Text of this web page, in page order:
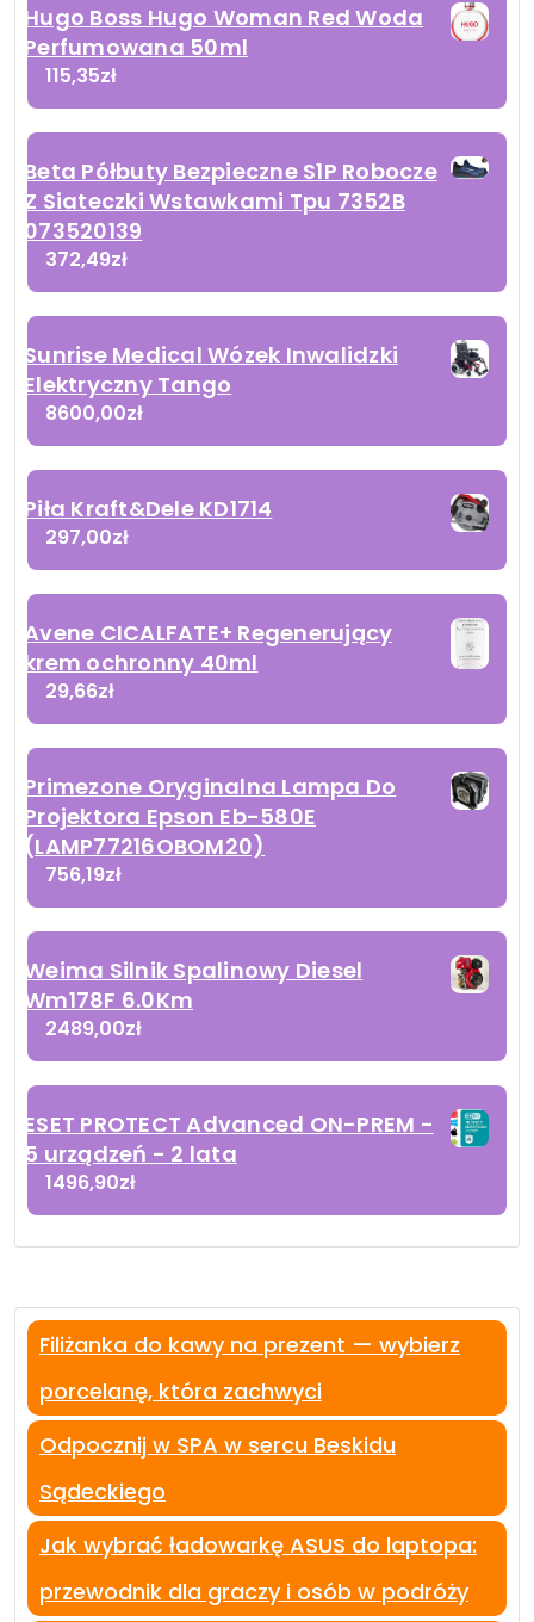
Hugo Boss Hugo Woman Red Woda
Perfumowana 50ml
115,35zł
Beta Półbuty Bezpieczne S1P Robocze
Z Siateczki Wstawkami Tpu 7352B
073520139
372,49zł
Sunrise Medical Wózek Inwalidzki
Elektryczny Tango
8600,00zł
Piła Kraft&Dele KD1714
297,00zł
Avene CICALFATE+ Regenerujący
krem ochronny 40ml
29,66zł
Primezone Oryginalna Lampa Do
Projektora Epson Eb-580E
(LAMP77216OBOM20)
756,19zł
Weima Silnik Spalinowy Diesel
Wm178F 6.0Km
2489,00zł
ESET PROTECT Advanced ON-PREM -
5 urządzeń - 2 lata
1496,90zł
Filiżanka do kawy na prezent — wybierz
porcelanę, która zachwyci
Odpocznij w SPA w sercu Beskidu
Sądeckiego
Jak wybrać ładowarkę ASUS do laptopa:
przewodnik dla graczy i osób w podróży